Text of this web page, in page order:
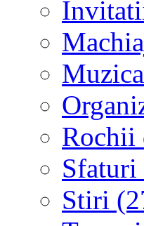
Rochii
Stiri